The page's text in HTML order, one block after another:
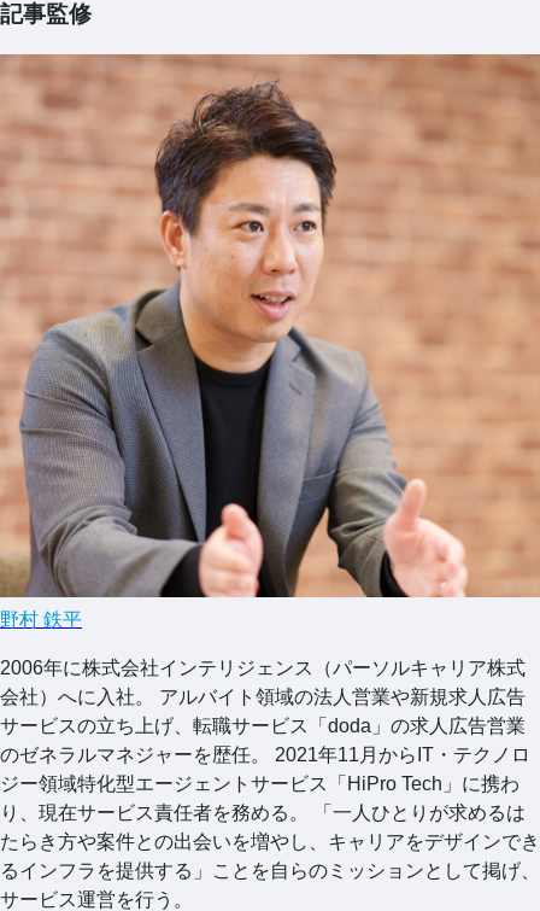
記事監修
野村 鉄平
2006年に株式会社インテリジェンス（パーソルキャリア株式
会社）へに入社。 アルバイト領域の法人営業や新規求人広告
サービスの立ち上げ、転職サービス「doda」の求人広告営業
のゼネラルマネジャーを歴任。 2021年11月からIT・テクノロ
ジー領域特化型エージェントサービス「HiPro Tech」に携わ
り、現在サービス責任者を務める。 「一人ひとりが求めるは
たらき方や案件との出会いを増やし、キャリアをデザインでき
るインフラを提供する」ことを自らのミッションとして掲げ、
サービス運営を行う。